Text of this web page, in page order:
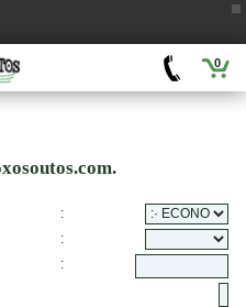
0
:
:
: